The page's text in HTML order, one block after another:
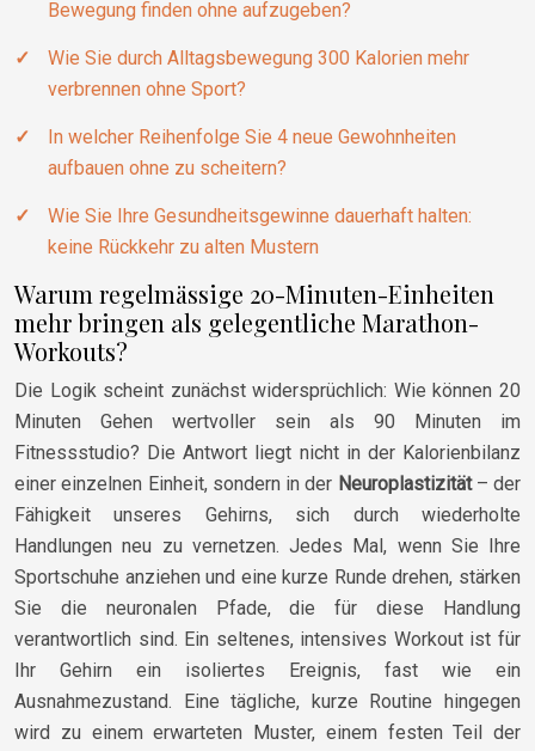
Bewegung finden ohne aufzugeben?
Wie Sie durch Alltagsbewegung 300 Kalorien mehr
verbrennen ohne Sport?
In welcher Reihenfolge Sie 4 neue Gewohnheiten
aufbauen ohne zu scheitern?
Wie Sie Ihre Gesundheitsgewinne dauerhaft halten:
keine Rückkehr zu alten Mustern
Warum regelmässige 20-Minuten-Einheiten
mehr bringen als gelegentliche Marathon-
Workouts?
Die Logik scheint zunächst widersprüchlich: Wie können 20
Minuten Gehen wertvoller sein als 90 Minuten im
Fitnessstudio? Die Antwort liegt nicht in der Kalorienbilanz
einer einzelnen Einheit, sondern in der Neuroplastizität– der
Fähigkeit unseres Gehirns, sich durch wiederholte
Handlungen neu zu vernetzen. Jedes Mal, wenn Sie Ihre
Sportschuhe anziehen und eine kurze Runde drehen, stärken
Sie die neuronalen Pfade, die für diese Handlung
verantwortlich sind. Ein seltenes, intensives Workout ist für
Ihr Gehirn ein isoliertes Ereignis, fast wie ein
Ausnahmezustand. Eine tägliche, kurze Routine hingegen
wird zu einem erwarteten Muster, einem festen Teil der